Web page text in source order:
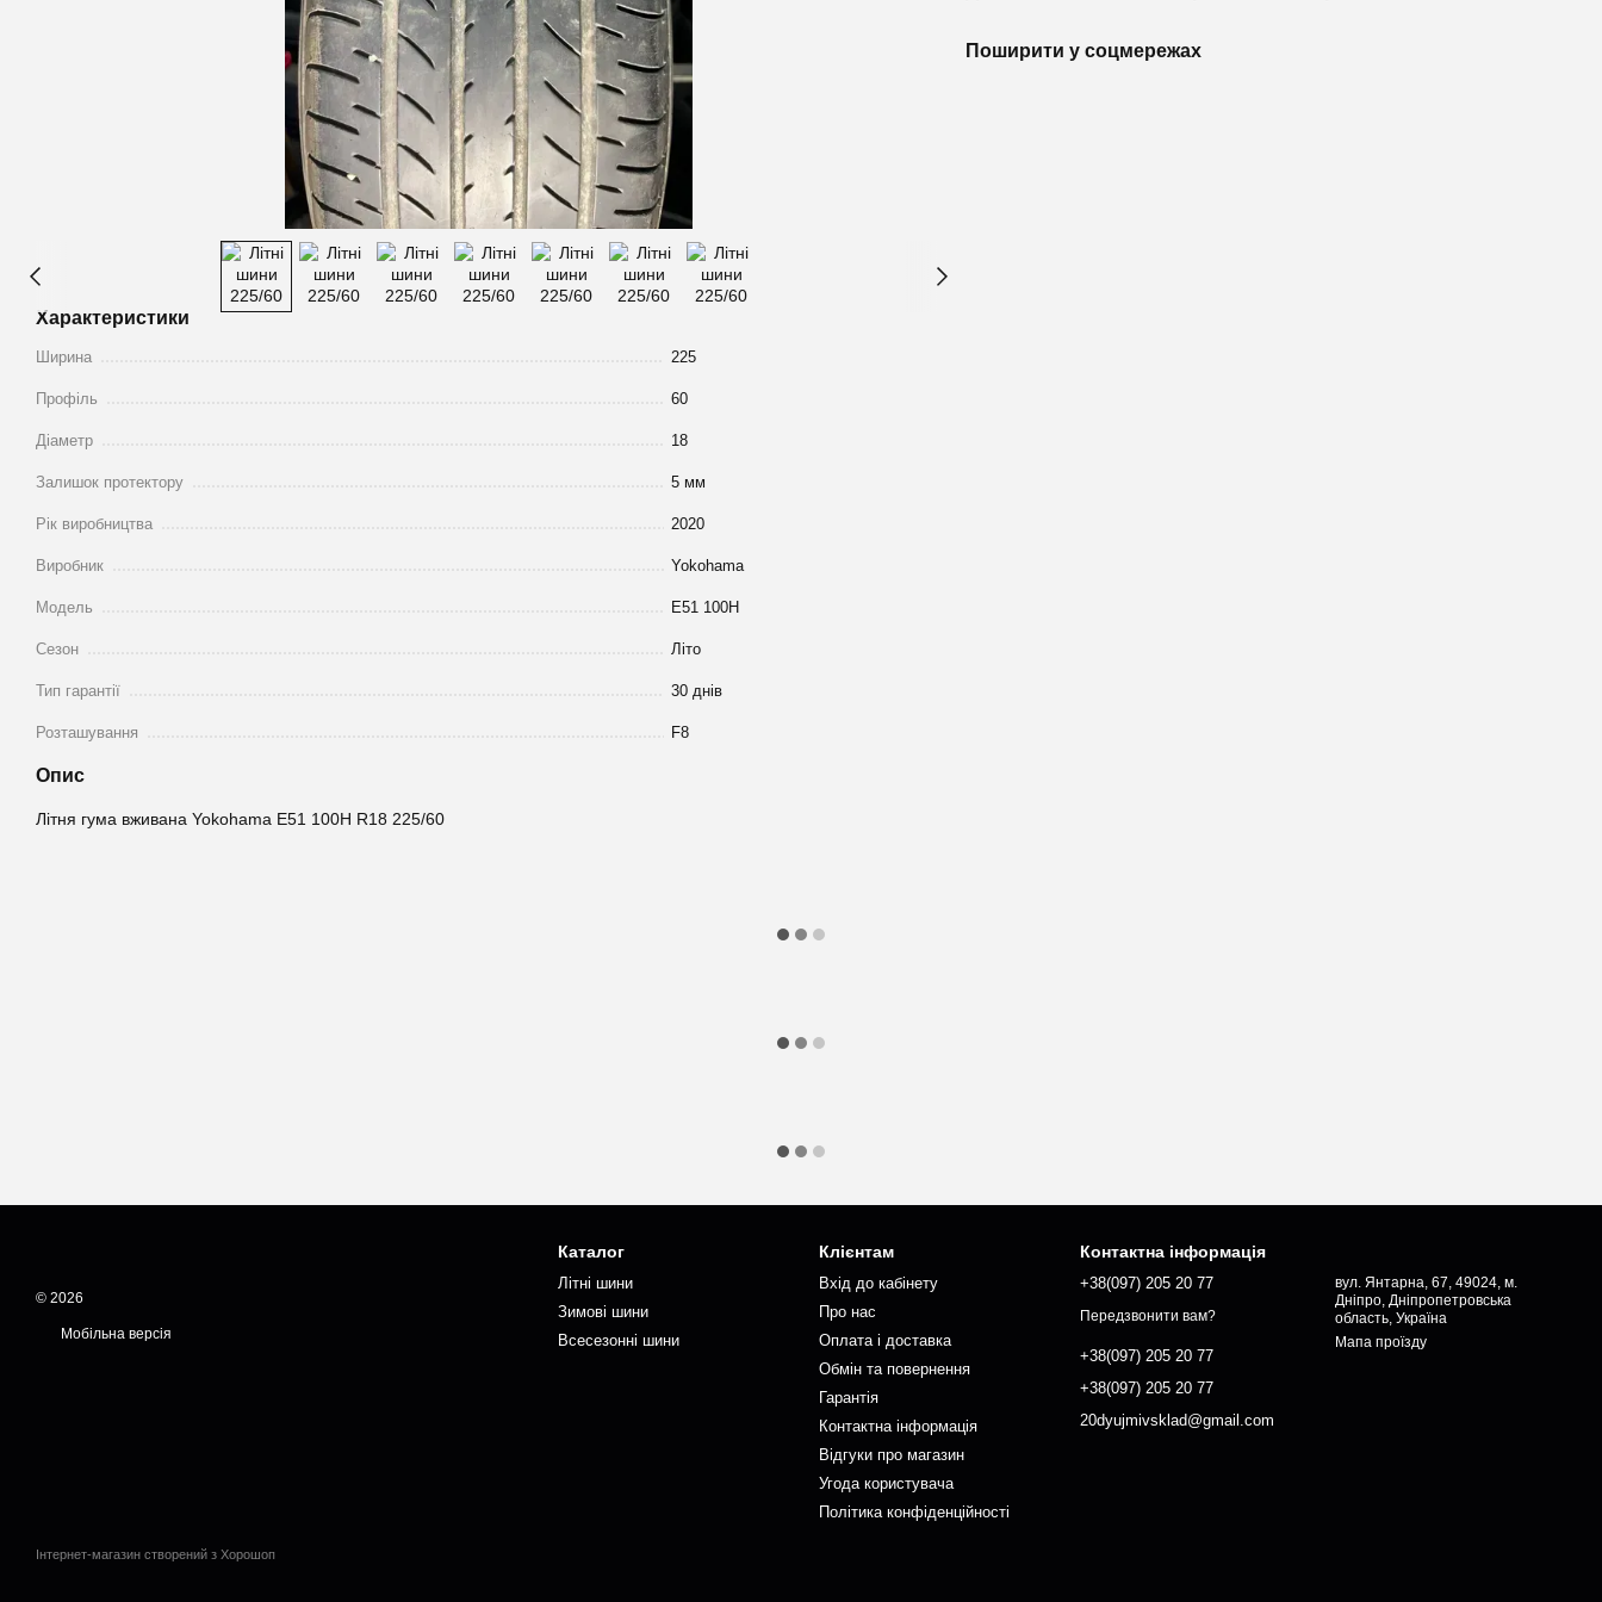
Характеристики
Ширина 225
Профіль 60
Діаметр 18
Залишок протектору 5 мм
Рік виробництва 2020
Виробник Yokohama
Модель E51 100H
Сезон Літо
Тип гарантії 30 днів
Розташування F8
Поширити у соцмережах
Опис
Літня гума вживана Yokohama E51 100H R18 225/60
© 2026
Мобільна версія
Інтернет-магазин створений з Хорошоп
Каталог
Літні шини
Зимові шини
Всесезонні шини
Клієнтам
Вхід до кабінету
Про нас
Оплата і доставка
Обмін та повернення
Гарантія
Контактна інформація
Відгуки про магазин
Угода користувача
Політика конфіденційності
Контактна інформація
+38(097) 205 20 77
Передзвонити вам?
+38(097) 205 20 77
+38(097) 205 20 77
20dyujmivsklad@gmail.com
вул. Янтарна, 67, 49024, м.
Дніпро, Дніпропетровська
область, Україна
Мапа проїзду